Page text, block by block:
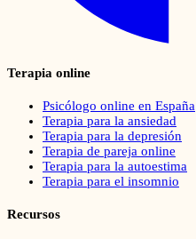
Terapia online
Psicólogo online en España
Terapia para la ansiedad
Terapia para la depresión
Terapia de pareja online
Terapia para la autoestima
Terapia para el insomnio
Recursos